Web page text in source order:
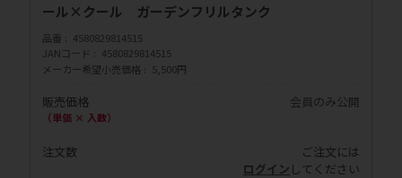
ール×クール ガーデンフリルタンク
品番
4580829814515
JANコード
4580829814515
メーカー希望小売価格
5,500円
販売価格
（単価 × 入数）
会員のみ公開
注文数
ご注文には
ログイン してください